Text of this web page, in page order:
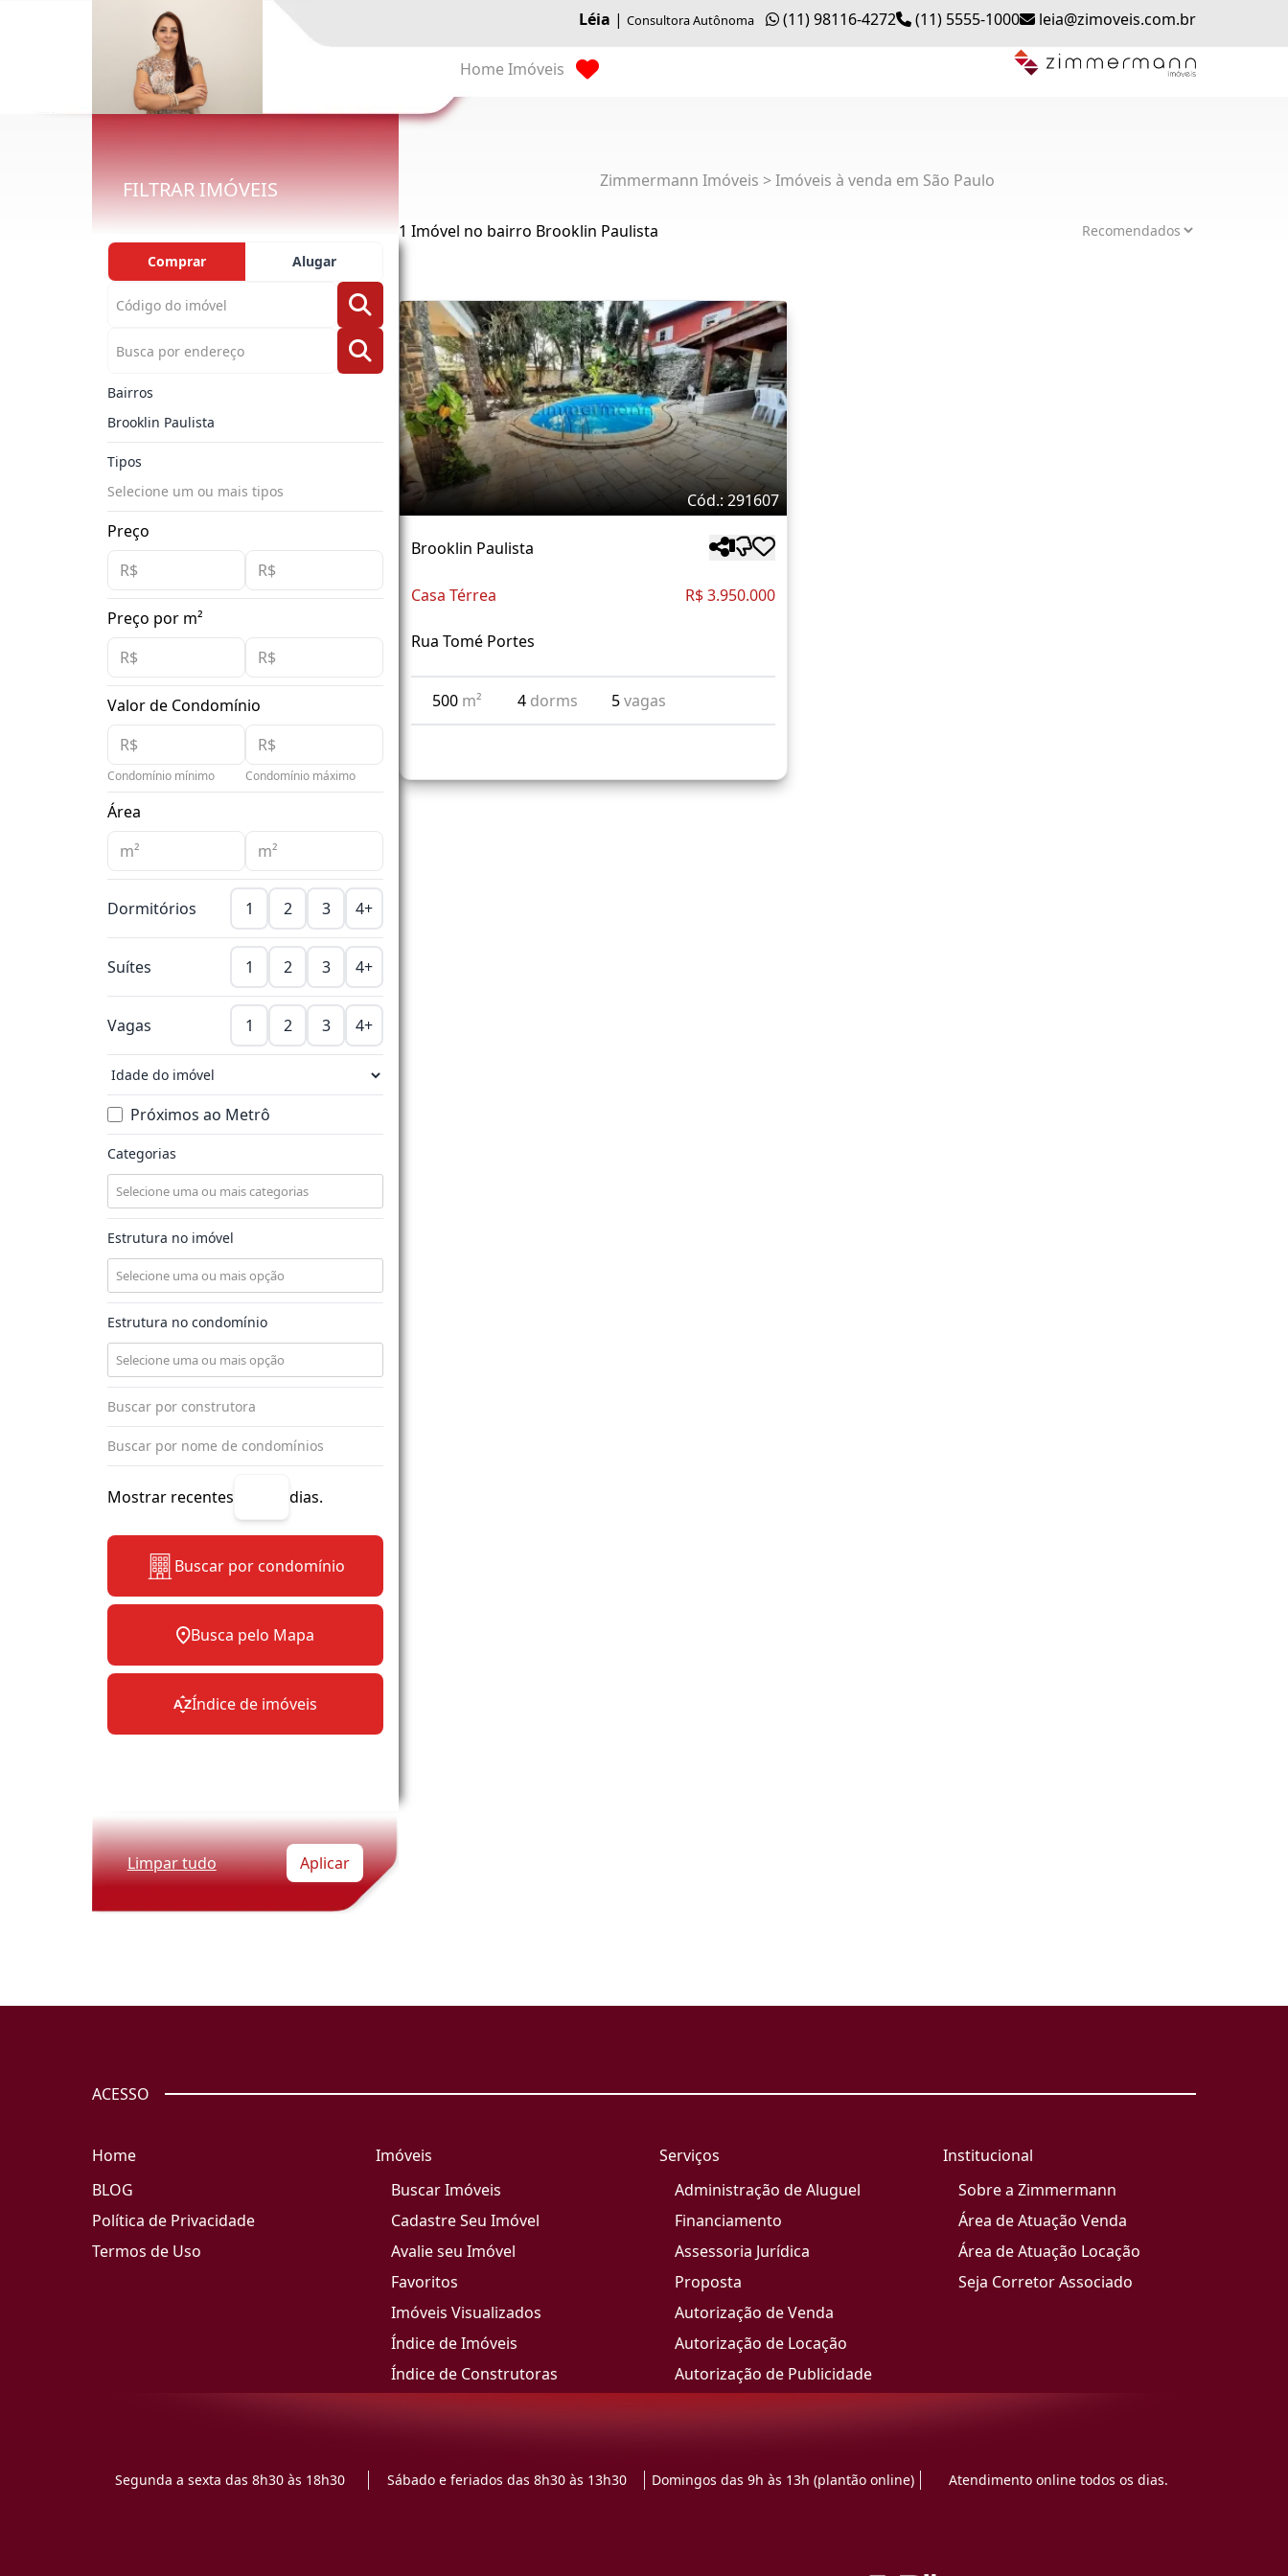
Léia | Consultora Autônoma (11) 98116-4272 (11) 5555-1000 leia@zimoveis.com.br
Home Imóveis
FILTRAR IMÓVEIS
Comprar Alugar
Bairros
Brooklin Paulista
Tipos
Selecione um ou mais tipos
Preço
Preço por m²
Valor de Condomínio
Condomínio mínimo Condomínio máximo
Área
Dormitórios 1 2 3 4+
Suítes 1 2 3 4+
Vagas 1 2 3 4+
Próximos ao Metrô
Categorias
Estrutura no imóvel
Estrutura no condomínio
Mostrar recentes dias.
Buscar por condomínio
Busca pelo Mapa
Índice de imóveis
Limpar tudo Aplicar
Zimmermann Imóveis > Imóveis à venda em São Paulo
1 Imóvel no bairro Brooklin Paulista
Cód.: 291607
Brooklin Paulista
Casa Térrea R$ 3.950.000
Rua Tomé Portes
500 m² 4 dorms 5vagas
ACESSO
Home
BLOG
Política de Privacidade
Termos de Uso
Imóveis
Buscar Imóveis
Cadastre Seu Imóvel
Avalie seu Imóvel
Favoritos
Imóveis Visualizados
Índice de Imóveis
Índice de Construtoras
Serviços
Administração de Aluguel
Financiamento
Assessoria Jurídica
Proposta
Autorização de Venda
Autorização de Locação
Autorização de Publicidade
Institucional
Sobre a Zimmermann
Área de Atuação Venda
Área de Atuação Locação
Seja Corretor Associado
Segunda a sexta das 8h30 às 18h30 Sábado e feriados das 8h30 às 13h30 Domingos das 9h às 13h (plantão online) Atendimento online todos os dias.